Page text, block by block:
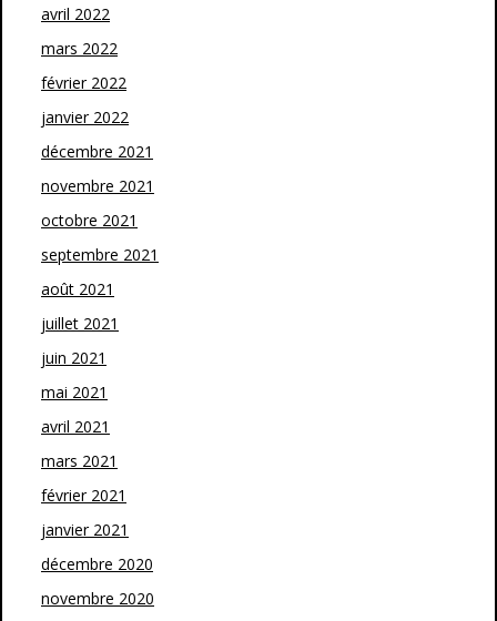
avril 2022
mars 2022
février 2022
janvier 2022
décembre 2021
novembre 2021
octobre 2021
septembre 2021
août 2021
juillet 2021
juin 2021
mai 2021
avril 2021
mars 2021
février 2021
janvier 2021
décembre 2020
novembre 2020